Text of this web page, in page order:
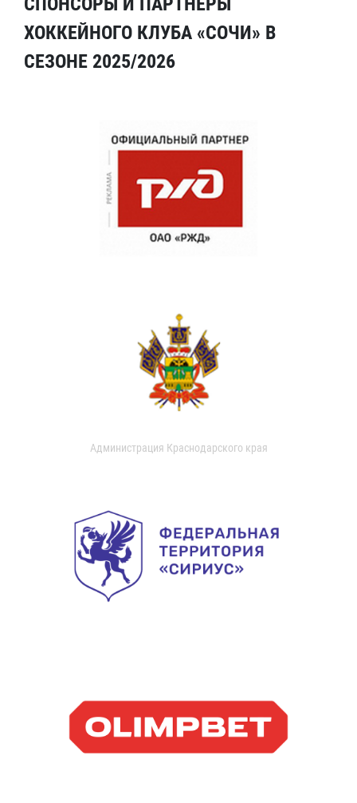
ХОККЕЙНОГО КЛУБА «СОЧИ» В
СЕЗОНЕ 2025/2026
Администрация Краснодарского края